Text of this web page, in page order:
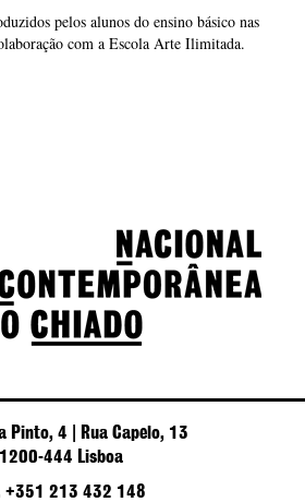
pelos alunos do ensino básico nas
com a Escola Arte Ilimitada.
Pinto, 4 | Rua Capelo, 13
1200-444 Lisboa
+351 213 432 148